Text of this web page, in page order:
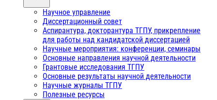
Научное управление
Диссертационный совет
Аспирантура, докторантура ТГПУ, прикрепление
для работы над кандидатской диссертацией
Научные мероприятия: конференции, семинары
Основные направления научной деятельности
Грантовые исследования ТГПУ
Основные результаты научной деятельности
Научные журналы ТГПУ
Полезные ресурсы